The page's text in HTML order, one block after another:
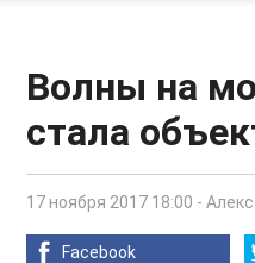
Волны на
стала
17 ноября 2017 18:00 -
Facebook